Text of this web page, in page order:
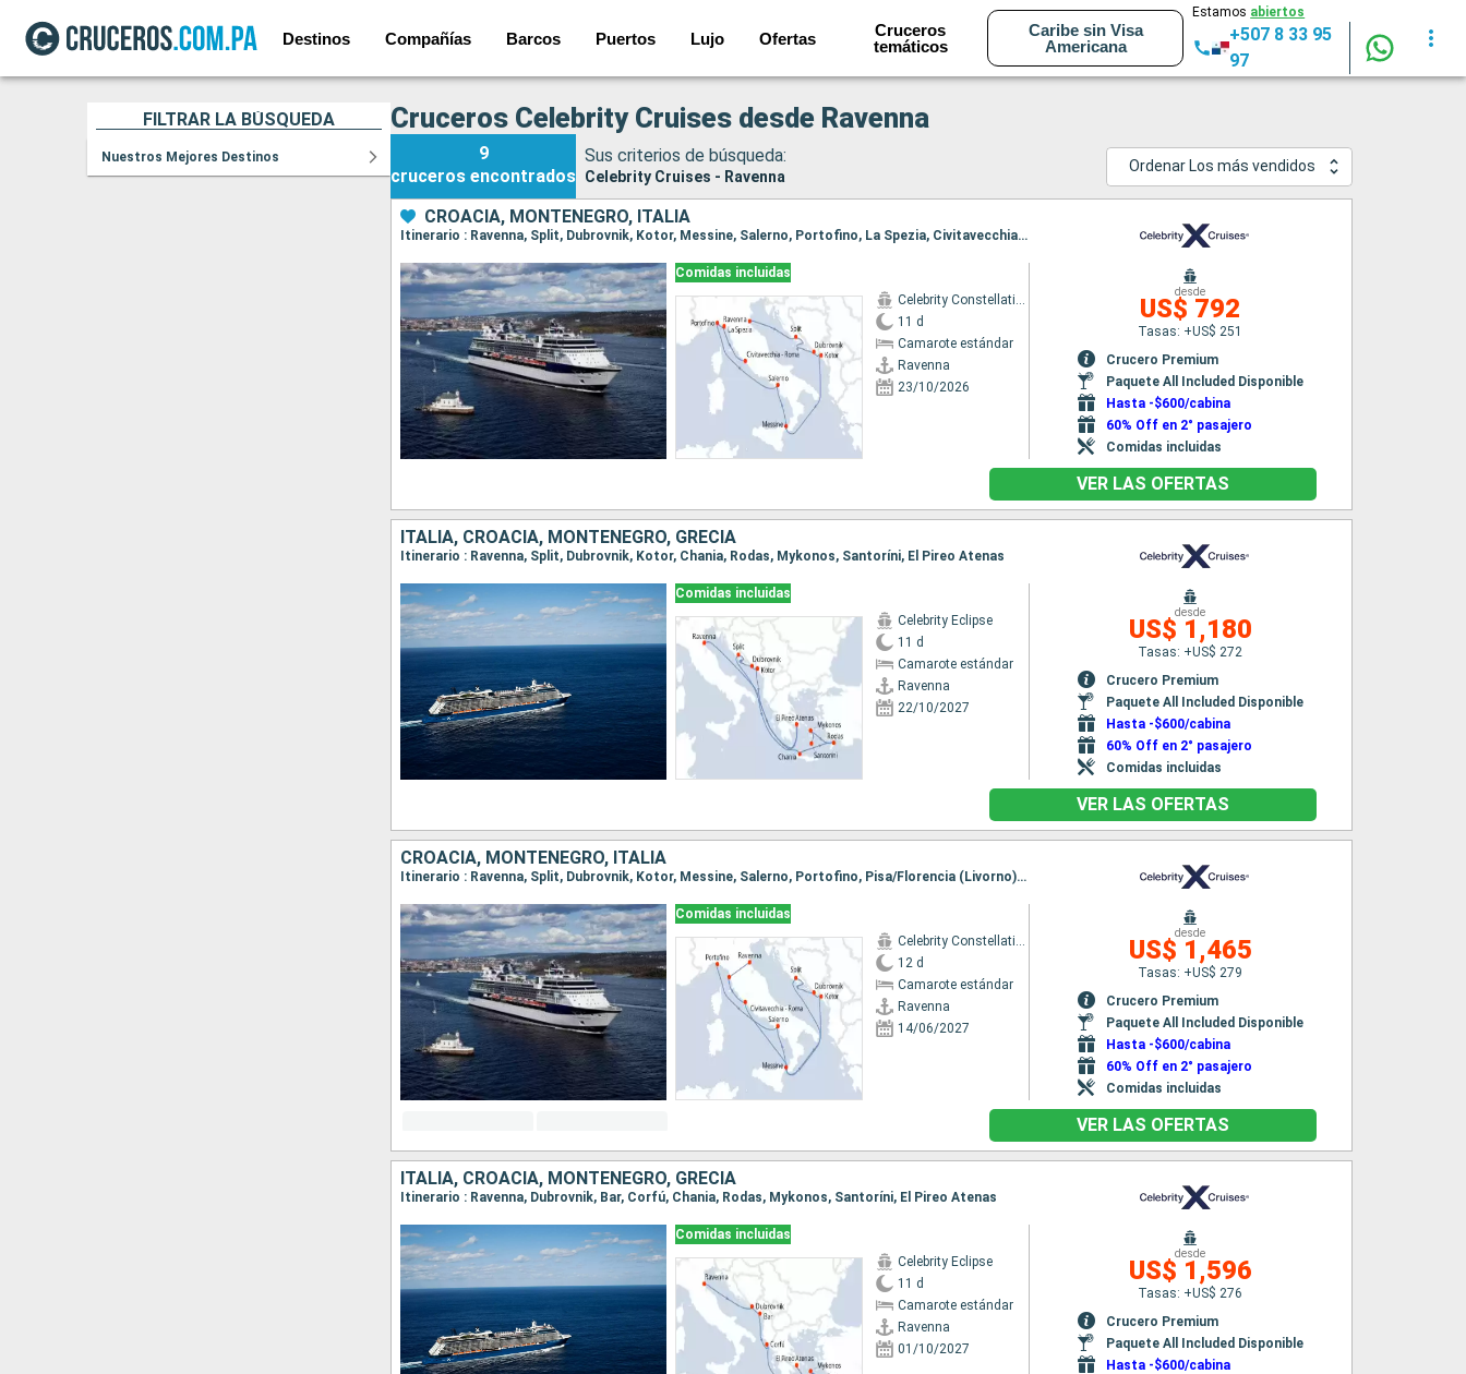
Destinos Compañías Barcos Puertos Lujo Ofertas
Cruceros
temáticos
Caribe sin Visa
Americana
Estamos abiertos
+507 8 33 95
97
FILTRAR LA BÚSQUEDA
Nuestros Mejores Destinos
Cruceros Celebrity Cruises desde Ravenna
9
cruceros encontrados
Sus criterios de búsqueda:
Celebrity Cruises - Ravenna
Ordenar Los más vendidos
CROACIA, MONTENEGRO, ITALIA
Itinerario : Ravenna, Split, Dubrovnik, Kotor, Messine, Salerno, Portofino, La Spezia, Civitavecchia - Roma
Comidas incluidas
Celebrity Constellation
11 d
Camarote estándar
Ravenna
23/10/2026
desde
US$ 792
Tasas: +US$ 251
Crucero Premium
Paquete All Included Disponible
Hasta -$600/cabina
60% Off en 2° pasajero
Comidas incluidas
VER LAS OFERTAS
ITALIA, CROACIA, MONTENEGRO, GRECIA
Itinerario : Ravenna, Split, Dubrovnik, Kotor, Chania, Rodas, Mykonos, Santoríni, El Pireo Atenas
Comidas incluidas
Celebrity Eclipse
11 d
Camarote estándar
Ravenna
22/10/2027
desde
US$ 1,180
Tasas: +US$ 272
Crucero Premium
Paquete All Included Disponible
Hasta -$600/cabina
60% Off en 2° pasajero
Comidas incluidas
VER LAS OFERTAS
CROACIA, MONTENEGRO, ITALIA
Itinerario : Ravenna, Split, Dubrovnik, Kotor, Messine, Salerno, Portofino, Pisa/Florencia (Livorno), Civitavecchia - Roma
Comidas incluidas
Celebrity Constellation
12 d
Camarote estándar
Ravenna
14/06/2027
desde
US$ 1,465
Tasas: +US$ 279
Crucero Premium
Paquete All Included Disponible
Hasta -$600/cabina
60% Off en 2° pasajero
Comidas incluidas
VER LAS OFERTAS
ITALIA, CROACIA, MONTENEGRO, GRECIA
Itinerario : Ravenna, Dubrovnik, Bar, Corfú, Chania, Rodas, Mykonos, Santoríni, El Pireo Atenas
Comidas incluidas
Celebrity Eclipse
11 d
Camarote estándar
Ravenna
01/10/2027
desde
US$ 1,596
Tasas: +US$ 276
Crucero Premium
Paquete All Included Disponible
Hasta -$600/cabina